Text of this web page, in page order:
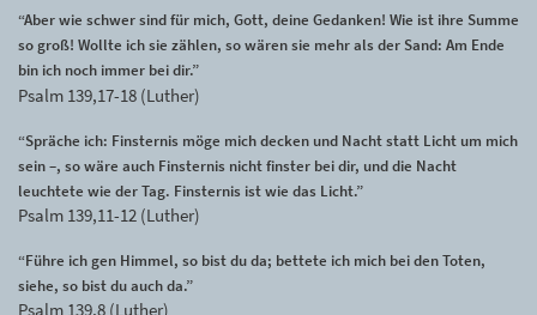
“Aber wie schwer sind für mich, Gott, deine Gedanken! Wie ist ihre Summe
so groß! Wollte ich sie zählen, so wären sie mehr als der Sand: Am Ende
bin ich noch immer bei dir.”
Psalm 139,17-18 (Luther)
“Spräche ich: Finsternis möge mich decken und Nacht statt Licht um mich
sein –, so wäre auch Finsternis nicht finster bei dir, und die Nacht
leuchtete wie der Tag. Finsternis ist wie das Licht.”
Psalm 139,11-12 (Luther)
“Führe ich gen Himmel, so bist du da; bettete ich mich bei den Toten,
siehe, so bist du auch da.”
Psalm 139,8 (Luther)